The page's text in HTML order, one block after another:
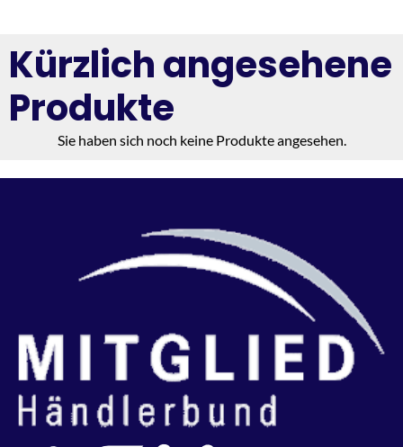
Kürzlich angesehene
Produkte
Sie haben sich noch keine Produkte angesehen.